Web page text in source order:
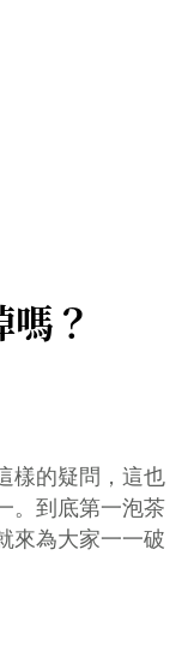
？
樣的疑問，這也
。到底第一泡茶
來為大家一一破